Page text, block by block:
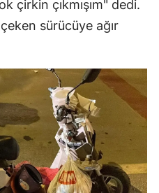
çirkin çıkmışım" dedi.
sürücüye ağır